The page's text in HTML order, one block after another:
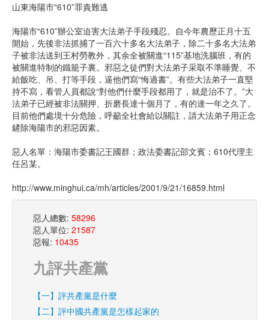
搜索
關於
山東海陽市“610”罪責難逃
海陽市“610”辦公室迫害大法弟子手段殘忍。自今年農歷正月十五
開始，先後非法抓捕了一百六十多名大法弟子，除二十多名大法弟
子被非法送到王村勞教外，其余全被關進“115”基地洗腦班，有的
被關進特制的鐵籠子裏。邪惡之徒們對大法弟子采取不準睡覺、不
給飯吃、吊、打等手段，逼他們寫“悔過書”。有些大法弟子一直堅
持不寫，看管人員都說“對他們什麼手段都用了，就是治不了。”大
法弟子已經被非法關押、折磨長達十個月了，有的達一年之久了。
目前他們處境十分危險，呼籲全社會給以關註，請大法弟子用正念
鏟除海陽市的邪惡因素。
惡人名單：海陽市委書記王國群；政法委書記邵文賓；610代理主
任呂某。
http://www.minghui.ca/mh/articles/2001/9/21/16859.html
惡人總數: 58296
惡人單位: 21587
惡報: 10435
九評共產黨
【一】評共產黨是什麼
【二】評中國共產黨是怎樣起家的